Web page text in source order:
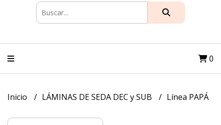
0
Inicio LÁMINAS DE SEDA DEC y SUB Línea PAPÁ